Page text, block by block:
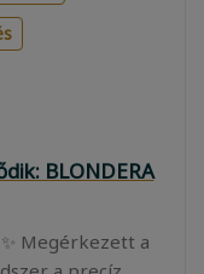
BLONDERA
Megérkezett a